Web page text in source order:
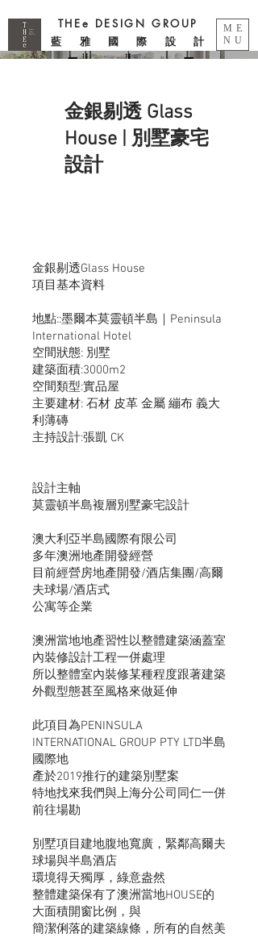
ME
NU
藍 雅 國 際 設 計
THEe DESIGN GROUP
​金銀剔透 Glass
House | 別墅豪宅
設計
金銀剔透Glass House
項目基本資料
地點::墨爾本莫靈頓半島｜Peninsula
International Hotel
空間狀態: 別墅
​建築面積:3000m2
空間類型:實品屋
主要建材: 石材 皮革 金屬 繃布 義大
利薄磚
主持設計:張凱 CK
設計主軸
​莫靈頓半島複層別墅豪宅設計
澳大利亞半島國際有限公司
多年澳洲地產開發經營
目前經營房地產開發/酒店集團/高爾
夫球場/酒店式
公寓等企業
​澳洲當地地產習性以整體建築涵蓋室
內裝修設計工程一併處理
所以整體室內裝修某種程度跟著建築
外觀型態甚至風格來做延伸
此項目為PENINSULA
INTERNATIONAL GROUP PTY LTD半島
國際地
產於2019推行的建築別墅案
特地找來我們與上海分公司同仁一併
前往場勘
別墅項目建地腹地寬廣，緊鄰高爾夫
球場與半島酒店
環境得天獨厚，綠意盎然
整體建築保有了澳洲當地HOUSE的
大面積開窗比例，與
簡潔俐落的建築線條，所有的自然美